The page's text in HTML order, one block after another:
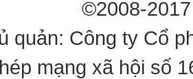
©2008-
quản: Công ty Cổ
mạng xã hội số